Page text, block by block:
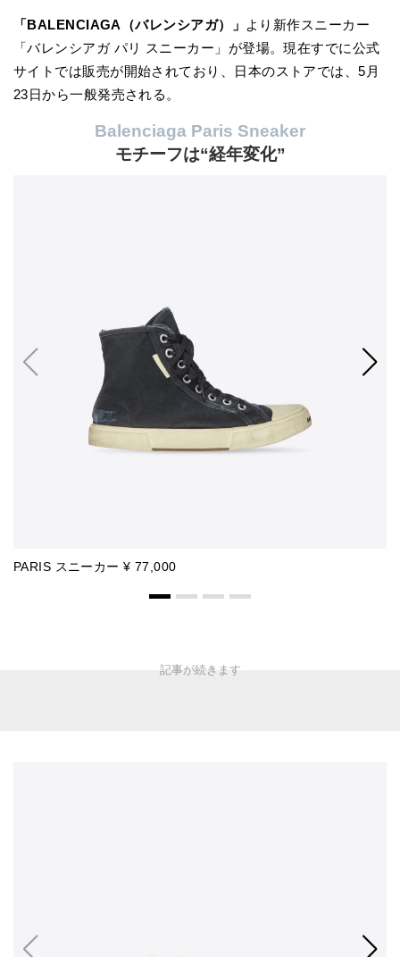
「BALENCIAGA（バレンシアガ）」 より新作スニーカー
「バレンシアガ パリ スニーカー」が登場。現在すでに公式
サイトでは販売が開始されており、日本のストアでは、5月
23日から一般発売される。
Balenciaga Paris Sneaker
モチーフは“経年変化”
PARIS スニーカー ¥ 77,000